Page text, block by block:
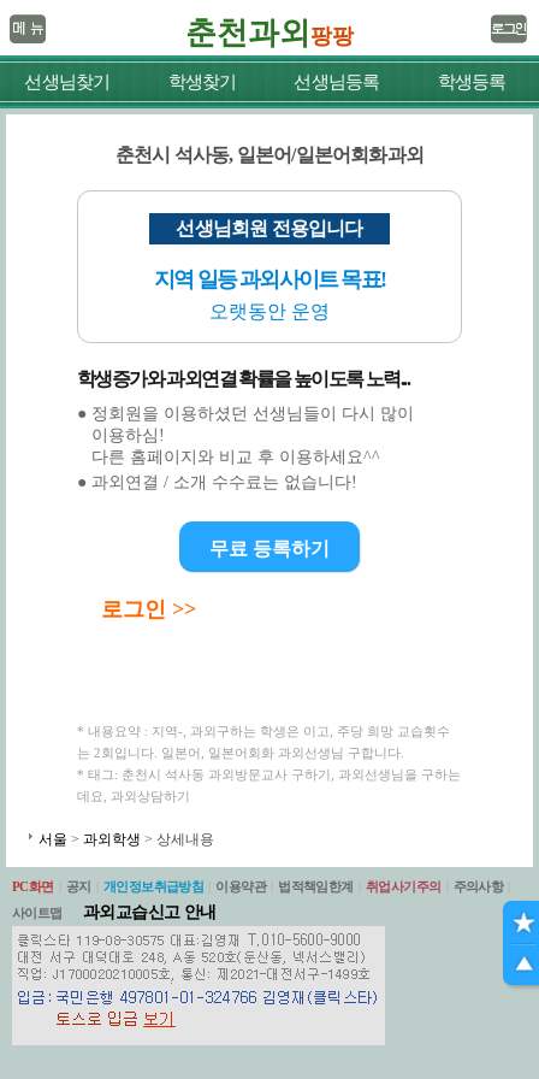
춘천과외 팡팡
선생님찾기 학생찾기 선생님등록 학생등록
춘천시 석사동, 일본어/일본어회화과외
선생님회원 전용입니다
지역 일등 과외사이트 목표!
오랫동안 운영
학생증가와 과외연결 확률을 높이도록 노력...
● 정회원을 이용하셨던 선생님들이 다시 많이
이용하심!
다른 홈페이지와 비교 후 이용하세요^^
● 과외연결 / 소개 수수료는 없습니다!
무료 등록하기
로그인 >>
* 내용요약 : 지역-, 과외구하는 학생은 이고, 주당 희망 교습횟수
는 2회입니다. 일본어, 일본어회화 과외선생님 구합니다.
* 태그: 춘천시 석사동 과외방문교사 구하기, 과외선생님을 구하는
데요, 과외상담하기
서울 > 과외학생 > 상세내용
PC화면 공지 개인정보취급방침 이용약관 법적책임한계 취업사기주의 주의사항
사이트맵
과외교습신고 안내